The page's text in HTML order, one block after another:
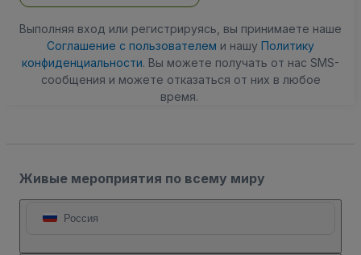
Выполняя вход или регистрируясь, вы принимаете наше
Соглашение с пользователем и нашу Политику
конфиденциальности. Вы можете получать от нас SMS-
сообщения и можете отказаться от них в любое
время.
Живые мероприятия по всему миру
Россия